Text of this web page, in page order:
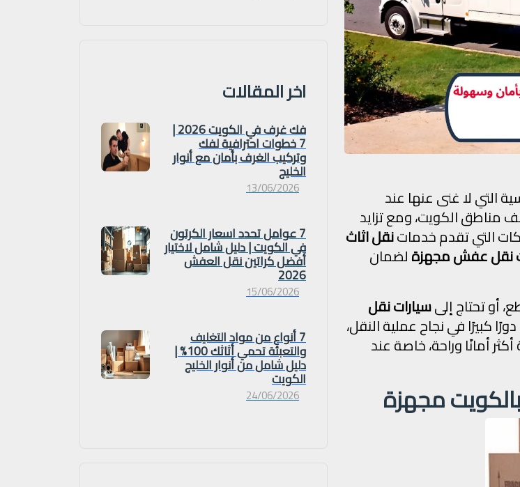
التي لا غنى عنها عند
مناطق الكويت، ومع تزايد
التي تقدم خدماتنقل اثاث
نقل عفش مجهزةلضمان
أو تحتاج إلىسيارات نقل
كبيرًا في نجاح عملية النقل،
أمانًا وراحة، خاصة عند
مجهزة
اخر المقالات
فك غرف في الكويت 2026 |
7 خطوات احترافية لفك
وتركيب الغرف بأمان مع أنوار
الخليج
13/06/2026
7 عوامل تحدد اسعار الكرتون
في الكويت | دليل شامل لاختيار
أفضل كراتين نقل العفش
2026
15/06/2026
7 أنواع من مواد التغليف
والتعبئة تحمي أثاثك 100% |
دليل شامل من أنوار الخليج
الكويت
24/06/2026